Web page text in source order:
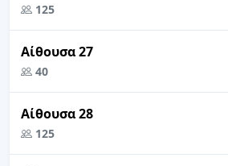
125
Αίθουσα 27
40
Αίθουσα 28
125